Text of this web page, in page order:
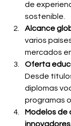
de
sostenible.
Alcance
varios
mercados
Oferta
Desde
diplomas
programas
Modelos de
innovadores